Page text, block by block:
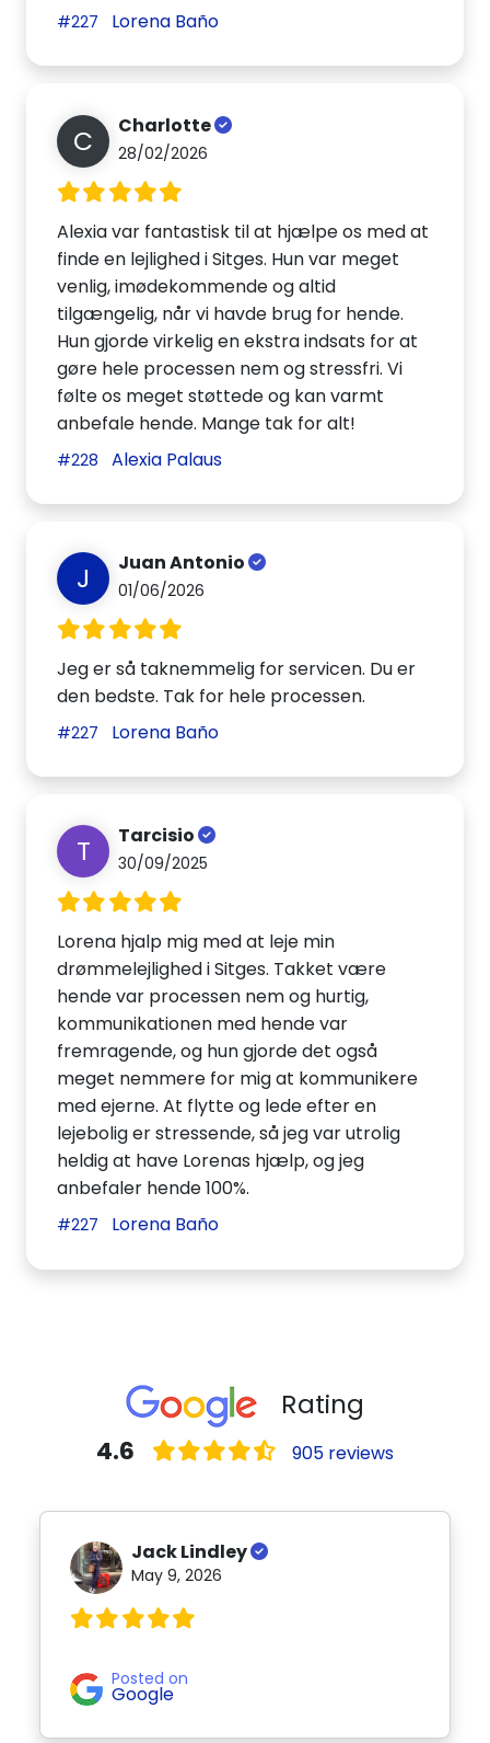
#227 Lorena Baño
C Charlotte
28/02/2026
Alexia var fantastisk til at hjælpe os med at
finde en lejlighed i Sitges. Hun var meget
venlig, imødekommende og altid
tilgængelig, når vi havde brug for hende.
Hun gjorde virkelig en ekstra indsats for at
gøre hele processen nem og stressfri. Vi
følte os meget støttede og kan varmt
anbefale hende. Mange tak for alt!
#228 Alexia Palaus
J Juan Antonio
01/06/2026
Jeg er så taknemmelig for servicen. Du er
den bedste. Tak for hele processen.
#227 Lorena Baño
T Tarcisio
30/09/2025
Lorena hjalp mig med at leje min
drømmelejlighed i Sitges. Takket være
hende var processen nem og hurtig,
kommunikationen med hende var
fremragende, og hun gjorde det også
meget nemmere for mig at kommunikere
med ejerne. At flytte og lede efter en
lejebolig er stressende, så jeg var utrolig
heldig at have Lorenas hjælp, og jeg
anbefaler hende 100%.
#227 Lorena Baño
Rating
4.6 905 reviews
Jack Lindley
May 9, 2026
Posted on
Google